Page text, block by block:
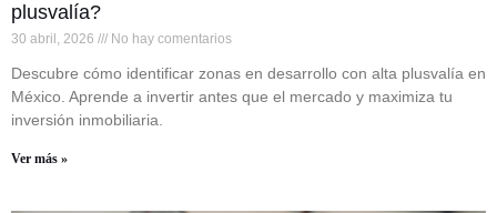
plusvalía?
30 abril, 2026 No hay comentarios
Descubre cómo identificar zonas en desarrollo con alta plusvalía en
México. Aprende a invertir antes que el mercado y maximiza tu
inversión inmobiliaria.
Ver más »